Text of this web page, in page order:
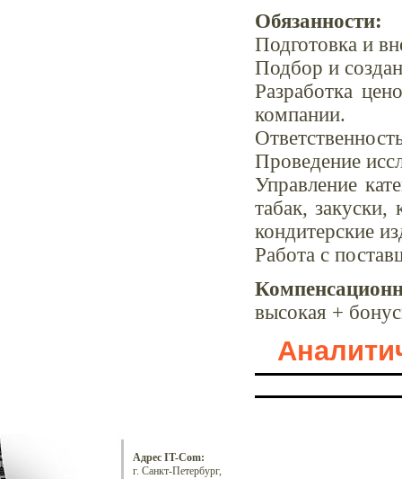
Обязанности:
Подготовка и
Подбор и
Разработка
компании.
Проведение
Управление
табак,
кондитерские
Работа с
высокая +
Адрес IT-Com:
г. Санкт-Петербург,